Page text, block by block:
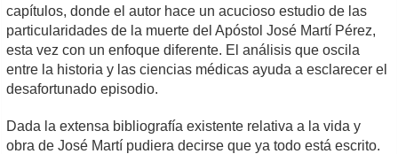
capítulos, donde el autor hace un acucioso estudio de las
particularidades de la muerte del Apóstol José Martí Pérez,
esta vez con un enfoque diferente. El análisis que oscila
entre la historia y las ciencias médicas ayuda a esclarecer el
desafortunado episodio.
Dada la extensa bibliografía existente relativa a la vida y
obra de José Martí pudiera decirse que ya todo está escrito.